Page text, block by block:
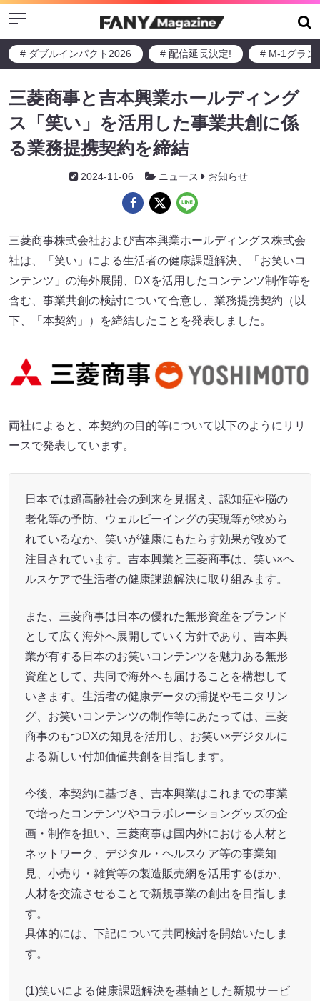
Menu
# ダブルインパクト2026 # 配信延長決定! # M-1グラン
三菱商事と吉本興業ホールディング
ス「笑い」を活用した事業共創に係
る業務提携契約を締結
2024-11-06 ニュース お知らせ
三菱商事株式会社および吉本興業ホールディングス株式会
社は、「笑い」による生活者の健康課題解決、「お笑いコ
ンテンツ」の海外展開、DXを活用したコンテンツ制作等を
含む、事業共創の検討について合意し、業務提携契約（以
下、「本契約」）を締結したことを発表しました。
両社によると、本契約の目的等について以下のようにリリ
ースで発表しています。
日本では超高齢社会の到来を見据え、認知症や脳の
老化等の予防、ウェルビーイングの実現等が求めら
れているなか、笑いが健康にもたらす効果が改めて
注目されています。吉本興業と三菱商事は、笑い×ヘ
ルスケアで生活者の健康課題解決に取り組みます。
また、三菱商事は日本の優れた無形資産をブランド
として広く海外へ展開していく方針であり、吉本興
業が有する日本のお笑いコンテンツを魅力ある無形
資産として、共同で海外へも届けることを構想して
いきます。生活者の健康データの捕捉やモニタリン
グ、お笑いコンテンツの制作等にあたっては、三菱
商事のもつDXの知見を活用し、お笑い×デジタルに
よる新しい付加価値共創を目指します。
今後、本契約に基づき、吉本興業はこれまでの事業
で培ったコンテンツやコラボレーショングッズの企
画・制作を担い、三菱商事は国内外における人材と
ネットワーク、デジタル・ヘルスケア等の事業知
見、小売り・雑貨等の製造販売網を活用するほか、
人材を交流させることで新規事業の創出を目指しま
す。
具体的には、下記について共同検討を開始いたしま
す。
(1)笑いによる健康課題解決を基軸とした新規サービ